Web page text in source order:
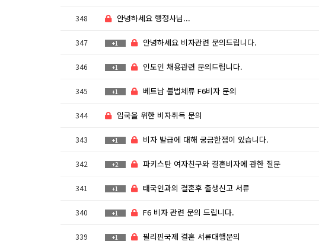
348 안녕하세요 행정사님...
347 +1 안녕하세요 비자관련 문의드립니다.
346 +1 인도인 채용관련 문의드립니다.
345 +1 베트남 불법체류 F6비자 문의
344 입국을 위한 비자취득 문의
343 +1 비자 발급에 대해 궁금한점이 있습니다.
342 +2 파키스탄 여자친구와 결혼비자에 관한 질문
341 +1 태국인과의 결혼후 출생신고 서류
340 +1 F6 비자 관련 문의 드립니다.
339 +1 필리핀국제 결혼 서류대행문의